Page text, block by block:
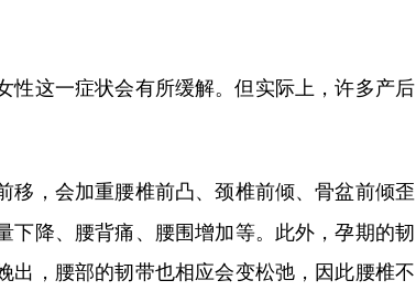
性这一症状会有所缓解。但实际上，许多产后
，会加重腰椎前凸、颈椎前倾、骨盆前倾歪
降、腰背痛、腰围增加等。此外，孕期的韧
，腰部的韧带也相应会变松弛，因此腰椎不